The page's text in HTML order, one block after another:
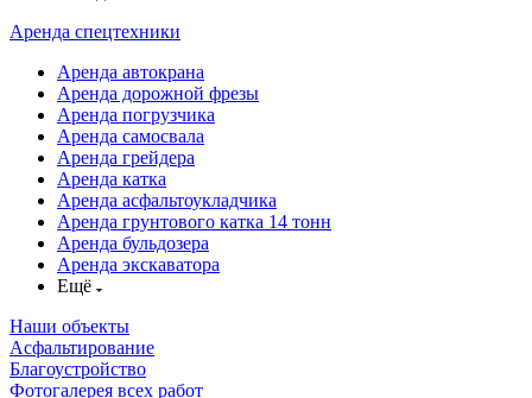
Аренда спецтехники
Аренда автокрана
Аренда дорожной фрезы
Аренда погрузчика
Аренда самосвала
Аренда грейдера
Аренда катка
Аренда асфальтоукладчика
Аренда грунтового катка 14 тонн
Аренда бульдозера
Аренда экскаватора
Ещё
Наши объекты
Асфальтирование
Благоустройство
Фотогалерея всех работ